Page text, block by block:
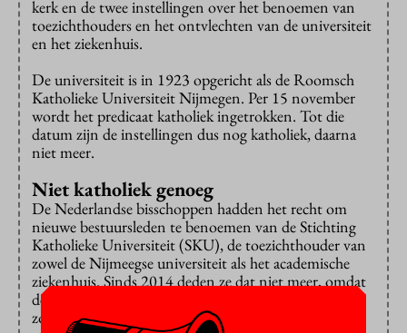
kerk en de twee instellingen over het benoemen van
toezichthouders en het ontvlechten van de universiteit
en het ziekenhuis.
De universiteit is in 1923 opgericht als de Roomsch
Katholieke Universiteit Nijmegen. Per 15 november
wordt het predicaat katholiek ingetrokken. Tot die
datum zijn de instellingen dus nog katholiek, daarna
niet meer.
Niet katholiek genoeg
De Nederlandse bisschoppen hadden het recht om
nieuwe bestuursleden te benoemen van de Stichting
Katholieke Universiteit (SKU), de toezichthouder van
zowel de Nijmeegse universiteit als het academische
ziekenhuis. Sinds 2014 deden ze dat niet meer, omdat
de voorgedragen kandidaten niet katholiek genoeg
zouden zijn.